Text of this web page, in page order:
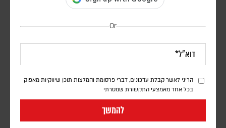
Or
הריני לאשר קבלת עדכונים, דברי פרסומת והמלצות תוכן שיווקיות מאפוק
בכל אחד מאמצעי התקשורת שמסרתי
להמשך
דיווח: חודשים לפני המלחמה באיראן, הפנטגון זיהה
נקודת תורפה בתעשיית הנשק האמריקנית
דורון פסקין
לפי סוכנות הידיעות בלומברג, סימולטור מלחמה שערך הפנטגון בחודש יולי
2025, התריע מפני תלות מסוכנת באלומיניום בטוהר גבוה. התקיפות
במפרץ הפכו את התרחיש התיאורטי למשבר אספקה ממשי